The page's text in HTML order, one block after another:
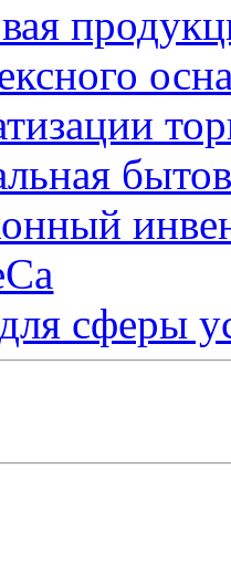
сферы